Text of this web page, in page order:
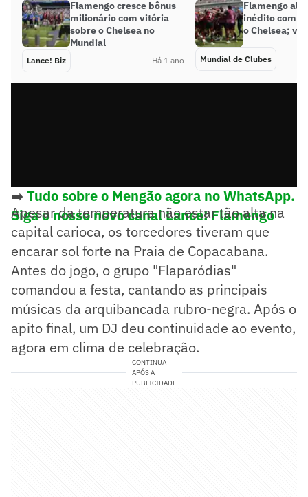
Flamengo cresce bônus
milionário com vitória
sobre o Chelsea no
Mundial
Lance! Biz Há 1 ano
Flamengo
inédito com
o Chelsea;
Mundial de Clubes
➡️ Tudo sobre o Mengão agora no WhatsApp.
Siga o nosso novo canal Lance! Flamengo
Apesar da temperatura não estar tão alta na
capital carioca, os torcedores tiveram que
encarar sol forte na Praia de Copacabana.
Antes do jogo, o grupo "Flaparódias"
comandou a festa, cantando as principais
músicas da arquibancada rubro-negra. Após o
apito final, um DJ deu continuidade ao evento,
agora em clima de celebração.
CONTINUA
APÓS A
PUBLICIDADE